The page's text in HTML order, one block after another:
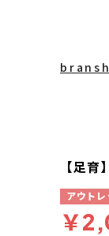
【足
アウト
￥